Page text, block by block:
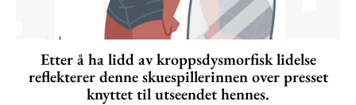
Etter å ha lidd av kroppsdysmorfisk lidelse
reflekterer denne skuespillerinnen over presset
knyttet til utseendet hennes.